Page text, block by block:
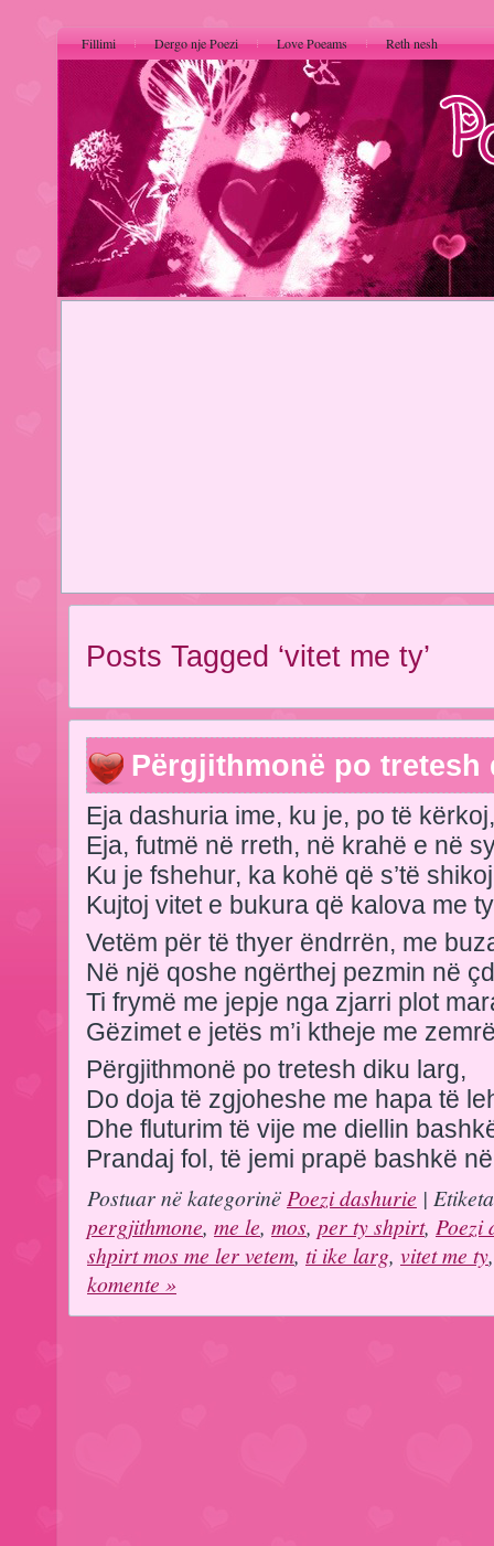
Fillimi Dergo nje Poezi Love Poeams Reth nesh
Posts Tagged ‘vitet me ty’
Përgjithmonë po tretesh
Eja dashuria ime, ku je, po të kërkoj,
Eja, futmë në rreth, në krahë e në
Ku je fshehur, ka kohë që s’të
Kujtoj vitet e bukura që kalova me
Vetëm për të thyer ëndrrën, me
Në një qoshe ngërthej pezmin në
Ti frymë me jepje nga zjarri plot
Gëzimet e jetës m’i ktheje me
Përgjithmonë po tretesh diku larg,
Do doja të zgjoheshe me hapa të
Dhe fluturim të vije me diellin
Prandaj fol, të jemi prapë bashkë
Postuar në kategorinë Poezi dashurie |
pergjithmone, me le, mos, per ty shpirt, Poezi
shpirt mos me ler vetem, ti ike larg, vitet me ty
komente »